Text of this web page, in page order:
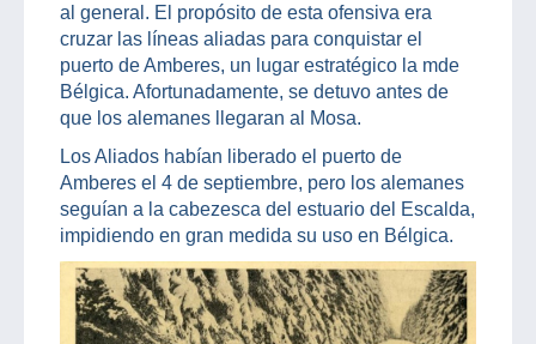
al general. El propósito de esta ofensiva era
cruzar las líneas aliadas para conquistar el
puerto de Amberes, un lugar estratégico la mde
Bélgica. Afortunadamente, se detuvo antes de
que los alemanes llegaran al Mosa.
Los Aliados habían liberado el puerto de
Amberes el 4 de septiembre, pero los alemanes
seguían a la cabezesca del estuario del Escalda,
impidiendo en gran medida su uso en Bélgica.